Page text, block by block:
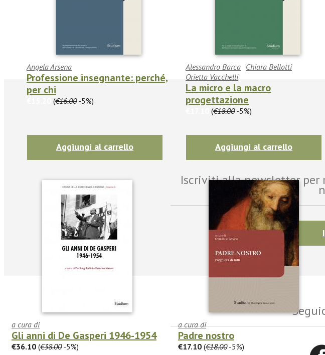
Angela Arsena
Professione insegnante: perché,
per chi
(€16.00-5%)
Aggiungi al carrello
Alessandro Barca Chiara Bellotti
Orietta Vacchelli
La micro e la macro
progettazione
(€18.00-5%)
Aggiungi al carrello
a cura di
Gli anni di De Gasperi 1946-1954
€36.10 (€38.00-5%)
a cura di
Padre nostro
€17.10 (€18.00-5%)
Iscriviti alla newsletter per
facebook